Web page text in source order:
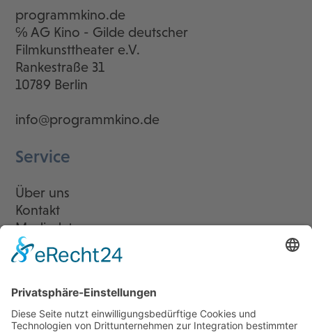
programmkino.de
℅ AG Kino - Gilde deutscher
Filmkunsttheater e.V.
Rankestraße 31
10789 Berlin
info@programmkino.de
Service
Über uns
Kontakt
Mediadaten
Newsletter
LogIn
Legal